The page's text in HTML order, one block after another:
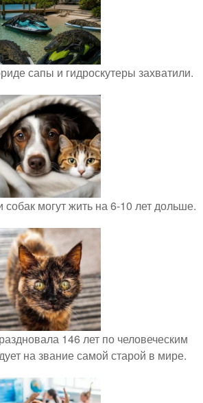
сапы и гидроскутеры захватили.
могут жить на 6-10 лет дольше.
146 лет по человеческим
на звание самой старой в мире.